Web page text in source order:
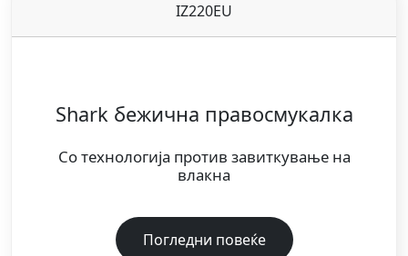
IZ220EU
Shark бежична правосмукалка
Со технологија против завиткување на
влакна
Погледни повеќе